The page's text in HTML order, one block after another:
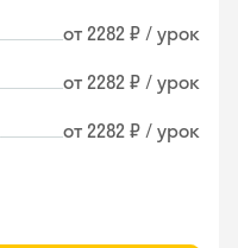
от 2282 ₽ / урок
от 2282 ₽ / урок
от 2282 ₽ / урок